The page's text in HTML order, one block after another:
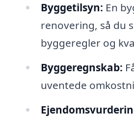
Byggetilsyn: En
renovering, så du
byggeregler og
Byggeregnskab:
uventede